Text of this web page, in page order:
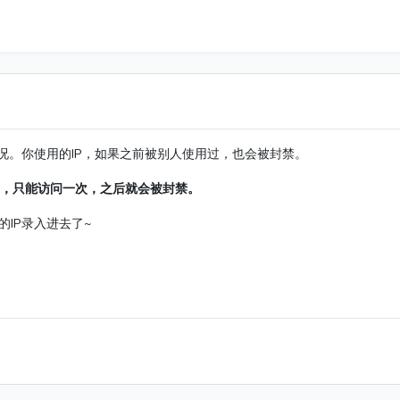
你使用的IP，如果之前被别人使用过，也会被封禁。
只能访问一次，之后就会被封禁。
IP录入进去了~